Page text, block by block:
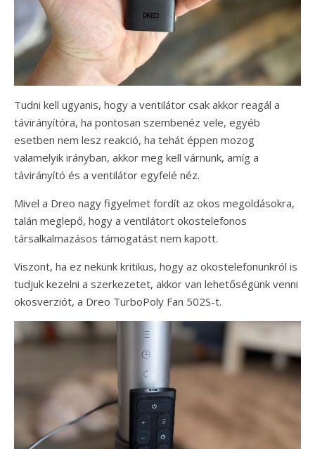
Tudni kell ugyanis, hogy a ventilátor csak akkor reagál a
távirányítóra, ha pontosan szembenéz vele, egyéb
esetben nem lesz reakció, ha tehát éppen mozog
valamelyik irányban, akkor meg kell várnunk, amíg a
távirányító és a ventilátor egyfelé néz.
Mivel a Dreo nagy figyelmet fordít az okos megoldásokra,
talán meglepő, hogy a ventilátort okostelefonos
társalkalmazásos támogatást nem kapott.
Viszont, ha ez nekünk kritikus, hogy az okostelefonunkról is
tudjuk kezelni a szerkezetet, akkor van lehetőségünk venni
okosverziót, a Dreo TurboPoly Fan 502S-t.